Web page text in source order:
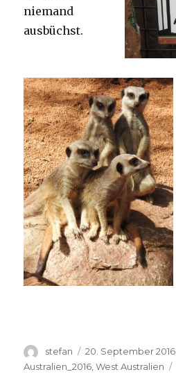
niemand
ausbüchst.
Autor
stefan
Veröffentlicht
am
20. September 2016
Australien_2016 ,West Australien